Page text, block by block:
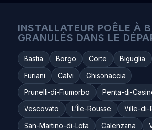
INSTALLATEUR POÊLE À
GRANULÉS DANS LE
Bastia Borgo Corte Biguglia
Furiani
Calvi
Ghisonaccia
Prunelli-di-Fiumorbo
Penta-di-
Vescovato
L'Île-Rousse
Ville-di-
San-Martino-di-Lota
Calenzana